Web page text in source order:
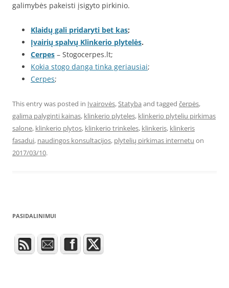
galimybės pakeisti įsigyto pirkinio.
Klaidų gali pridaryti bet kas;
Įvairių spalvų Klinkerio plytelės.
Cerpes – Stogocerpes.lt;
Kokia stogo danga tinka geriausiai;
Cerpes;
This entry was posted in Įvairovės,Statyba and tagged čerpės,
galima palyginti kainas, klinkerio plyteles, klinkerio plyteliu pirkimas
salone, klinkerio plytos, klinkerio trinkeles, klinkeris, klinkeris
fasadui, naudingos konsultacijos, plytelių pirkimas internetu on
2017/03/10.
PASIDALINIMUI